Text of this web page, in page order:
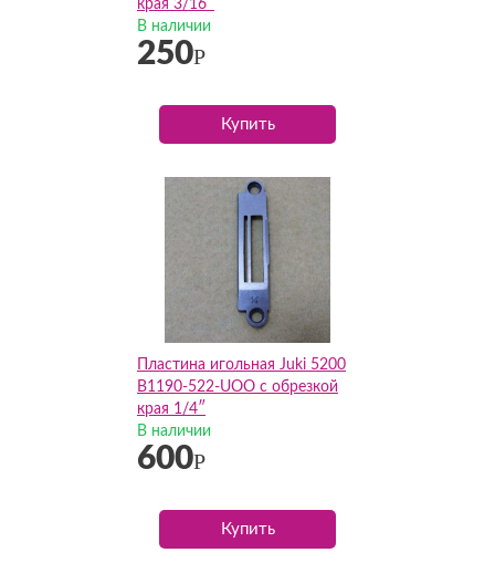
края 3/16″
В наличии
250Р
Купить
Пластина игольная Juki 5200
B1190-522-UOO с обрезкой
края 1/4″
В наличии
600Р
Купить